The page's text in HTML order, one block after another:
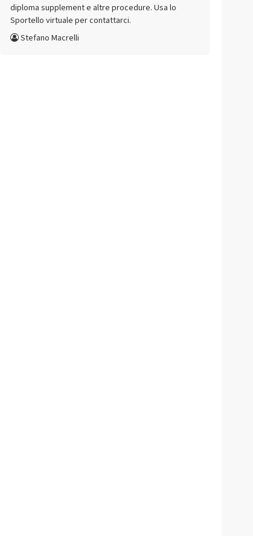
diploma supplement e altre procedure. Usa lo
Sportello virtuale per contattarci.
Stefano Macrelli